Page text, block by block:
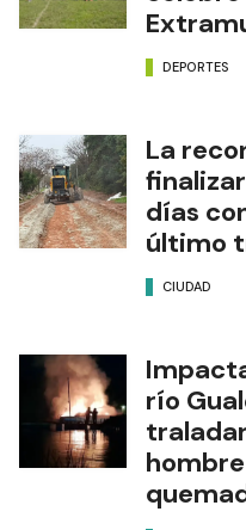
DEPORTES
La
días
último
CIUDAD
río